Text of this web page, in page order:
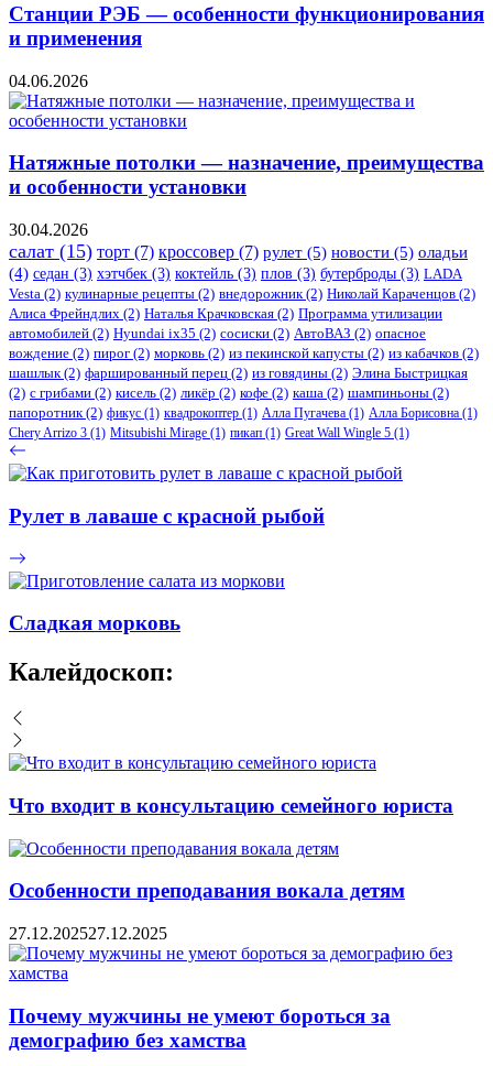
Станции РЭБ — особенности функционирования
и применения
04.06.2026
Натяжные потолки — назначение, преимущества
и особенности установки
30.04.2026
салат (15) торт (7) кроссовер (7) рулет (5) новости (5) оладьи
(4) седан (3) хэтчбек (3) коктейль (3) плов (3) бутерброды (3) LADA
Vesta (2) кулинарные рецепты (2) внедорожник(2) Николай Караченцов (2)
Алиса Фрейндлих (2) Наталья Крачковская (2) Программа утилизации
автомобилей (2) ​Hyundai ix35 (2) сосиски (2) АвтоВАЗ (2) опасное
вождение (2) пирог (2) морковь (2) из пекинской капусты (2) из кабачков (2)
шашлык(2) фаршированный перец (2) из говядины (2) Элина Быстрицкая
(2) с грибами (2) кисель (2) ликёр (2) кофе (2) каша (2) шампиньоны (2)
папоротник(2) фикус (1) квадрокоптер (1) Алла Пугачева (1) Алла Борисовна (1)
Chery Arrizo 3 (1) Mitsubishi Mirage (1) пикап (1) Great Wall Wingle 5 (1)
Рулет в лаваше с красной рыбой
Сладкая морковь
Калейдоскоп:
Что входит в консультацию семейного юриста
Особенности преподавания вокала детям
27.12.202527.12.2025
Почему мужчины не умеют бороться за
демографию без хамства